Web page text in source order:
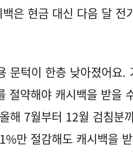
은 현금 대신 다음 달 전
문턱이 한층 낮아졌어요
절약해야 캐시백을 받을
해 7월부터 12월 검침분
만 절감해도 캐시백을